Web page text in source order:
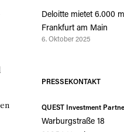
Deloitte mietet 6.000
Frankfurt am Main
6. Oktober 2025
PRESSEKONTAKT
QUEST Investment
Warburgstraße 18